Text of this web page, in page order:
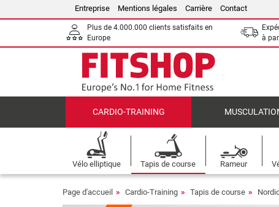
Entreprise Mentions légales Carrière Contact
Plus de 4.000.000 clients satisfaits en
Europe
à
CARDIO-TRAINING
Vélo elliptique Tapis de course Rameur
Page d'accueil Cardio-Training Tapis de course